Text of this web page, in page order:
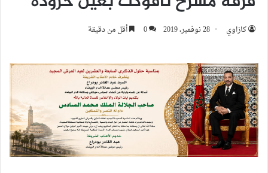
كازاوي 28 نوفمبر، 2019 0 أقل من دقيقة